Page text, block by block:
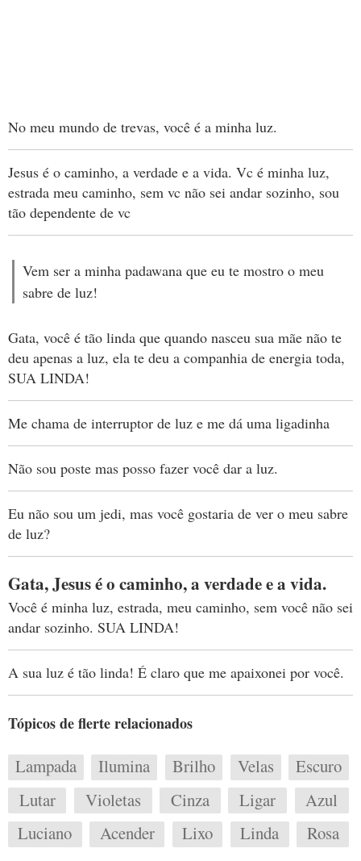
No meu mundo de trevas, você é a minha luz.
Jesus é o caminho, a verdade e a vida. Vc é minha luz,
estrada meu caminho, sem vc não sei andar sozinho, sou
tão dependente de vc
Vem ser a minha padawana que eu te mostro o meu
sabre de luz!
Gata, você é tão linda que quando nasceu sua mãe não te
deu apenas a luz, ela te deu a companhia de energia toda,
SUA LINDA!
Me chama de interruptor de luz e me dá uma ligadinha
Não sou poste mas posso fazer você dar a luz.
Eu não sou um jedi, mas você gostaria de ver o meu sabre
de luz?
Gata, Jesus é o caminho, a verdade e a vida.
Você é minha luz, estrada, meu caminho, sem você não sei
andar sozinho. SUA LINDA!
A sua luz é tão linda! É claro que me apaixonei por você.
Tópicos de flerte relacionados
Lampada Ilumina Brilho Velas
Escuro
Lutar
Violetas Cinza Ligar
Azul
Luciano
Acender Lixo Linda Rosa